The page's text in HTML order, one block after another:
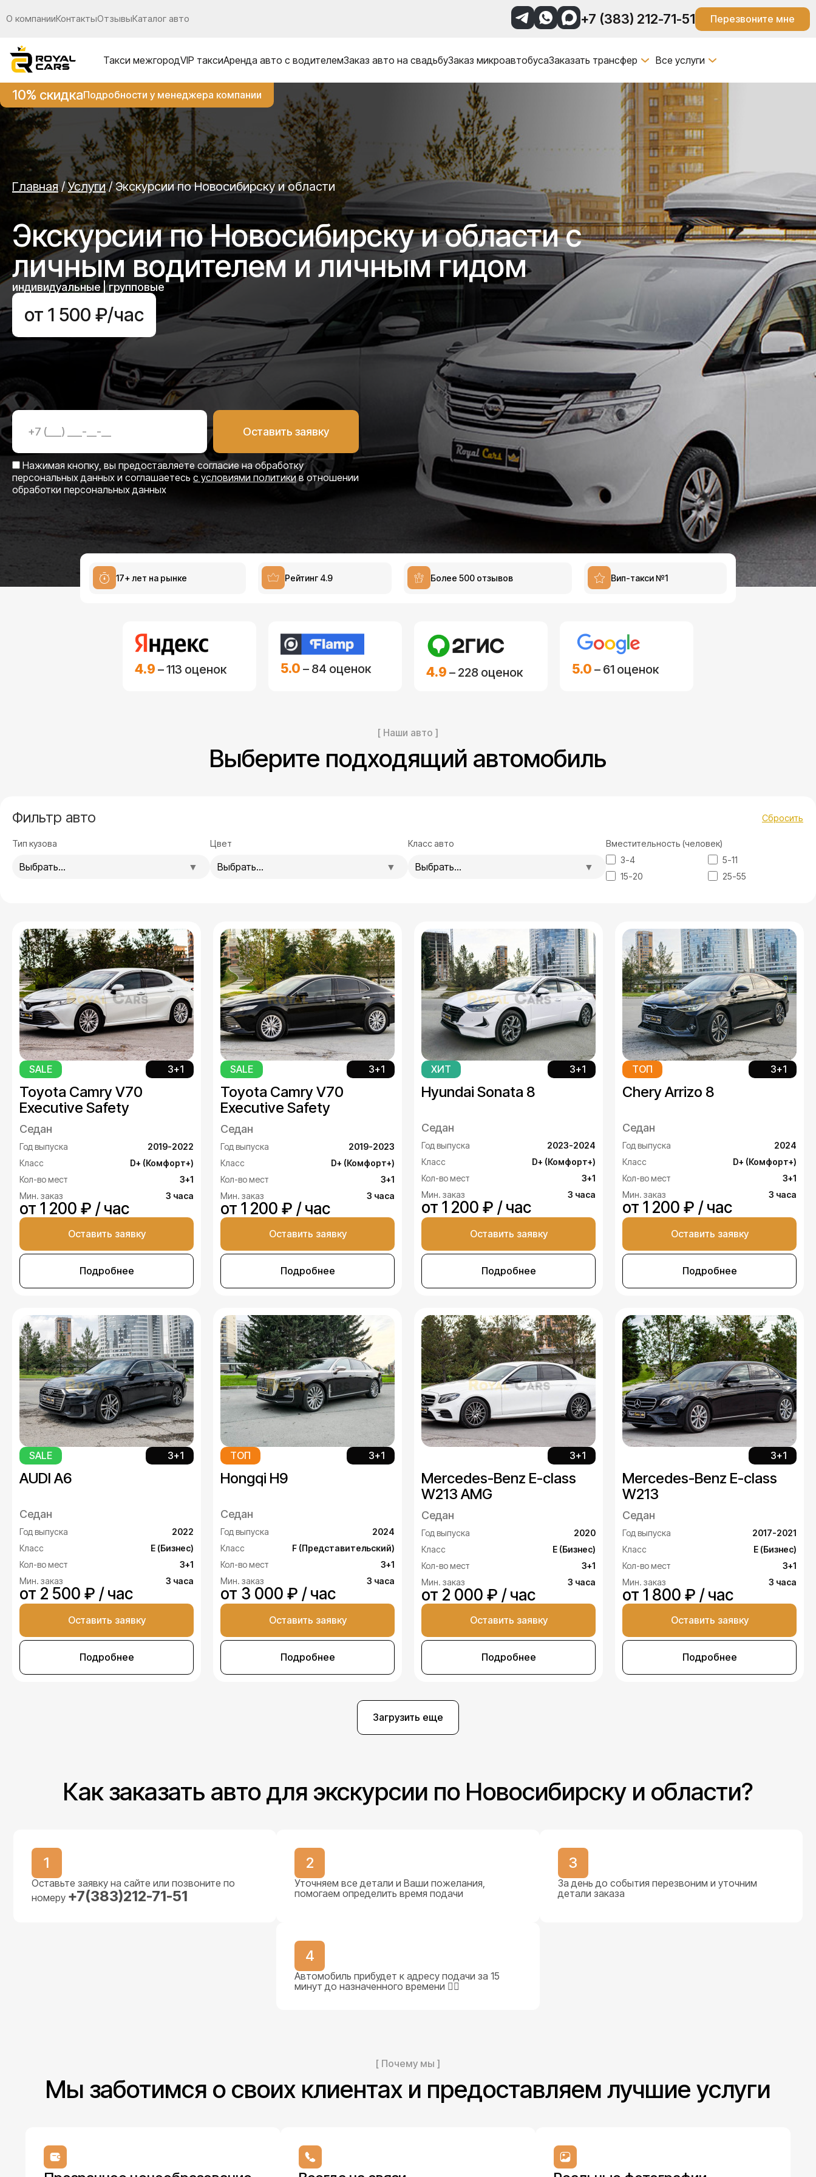
О компанииКонтактыОтзывыКаталог авто +7 (383) 212-71-51 Перезвоните мне
Такси межгородVIP таксиАренда авто с водителемЗаказ авто на свадьбуЗаказ микроавтобусаЗаказать трансфер Все услуги
10% скидкаПодробности у менеджера компании
Главная/Услуги/Экскурсии по Новосибирску и области
Экскурсии по Новосибирску и области с
личным водителем и личным гидом
индивидуальные | групповые
от 1 500 ₽/час
Нажимая кнопку, вы предоставляете согласие на обработку
персональных данных и соглашаетесь с условиями политикив отношении
обработки персональных данных
17+ лет на рынке Рейтинг 4.9 Более 500 отзывов Вип-такси №1
4.9 – 113 оценок 5.0 – 84 оценок 4.9 – 228 оценок 5.0 – 61 оценок
[ Наши авто ]
Выберите подходящий автомобиль
Фильтр авто
Тип кузова
Выбрать...
Цвет
Выбрать...
Класс авто
Выбрать...
Вместительность (человек)
3-4
5-11
15-20
25-55
Сбросить
SALE 3+1
Toyota Camry V70
Executive Safety
Седан
Год выпуска
2019-2022
Класс
D+ (Комфорт+)
Кол-во мест
3+1
Мин. заказ
3 часа
от 1 200 ₽ / час
Оставить заявку
Подробнее
SALE 3+1
Toyota Camry V70
Executive Safety
Седан
Год выпуска
2019-2023
Класс
D+ (Комфорт+)
Кол-во мест
3+1
Мин. заказ
3 часа
от 1 200 ₽ / час
Оставить заявку
Подробнее
ХИТ 3+1
Hyundai Sonata 8
Седан
Год выпуска
2023-2024
Класс
D+ (Комфорт+)
Кол-во мест
3+1
Мин. заказ
3 часа
от 1 200 ₽ / час
Оставить заявку
Подробнее
ТОП 3+1
Chery Arrizo 8
Седан
Год выпуска
2024
Класс
D+ (Комфорт+)
Кол-во мест
3+1
Мин. заказ
3 часа
от 1 200 ₽ / час
Оставить заявку
Подробнее
SALE 3+1
AUDI A6
Седан
Год выпуска
2022
Класс
Е (Бизнес)
Кол-во мест
3+1
Мин. заказ
3 часа
от 2 500 ₽ / час
Оставить заявку
Подробнее
ТОП 3+1
Hongqi H9
Седан
Год выпуска
2024
Класс
F (Представительский)
Кол-во мест
3+1
Мин. заказ
3 часа
от 3 000 ₽ / час
Оставить заявку
Подробнее
3+1
Mercedes-Benz E-class
W213 AMG
Седан
Год выпуска
2020
Класс
E (Бизнес)
Кол-во мест
3+1
Мин. заказ
3 часа
от 2 000 ₽ / час
Оставить заявку
Подробнее
3+1
Mercedes-Benz E-class
W213
Седан
Год выпуска
2017-2021
Класс
Е (Бизнес)
Кол-во мест
3+1
Мин. заказ
3 часа
от 1 800 ₽ / час
Оставить заявку
Подробнее
Загрузить еще
Как заказать авто для экскурсии по Новосибирску и области?
1
Оставьте заявку на сайте или позвоните по
номеру +7(383)212-71-51
2
Уточняем все детали и Ваши пожелания,
помогаем определить время подачи
3
За день до события перезвоним и уточним
детали заказа
4
Автомобиль прибудет к адресу подачи за 15
минут до назначенного времени 👨‍✈️
[ Почему мы ]
Мы заботимся о своих клиентах и предоставляем лучшие услуги